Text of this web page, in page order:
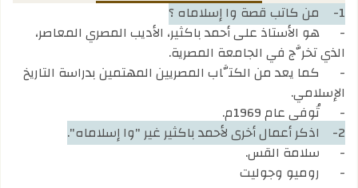
1-
من كاتب قصة وا إسلاماه ؟
-
هو الأستاذ على أحمد باكثير، الأديب المصري المعاصر،
الذي تخرَّج في الجامعة المصرية.
-
كما يعد من الكتَّاب المصريين المهتمين بدراسة التاريخ
الإسلامي.
-
تُوفي عام 1969م.
2-
اذكر أعمال أخرى لأحمد باكثير غير "وا إسلاماه".
-
سلامة القس.
-
روميو وجوليت